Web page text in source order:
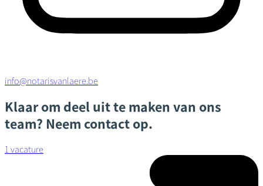
info@notarisvanlaere.be
Klaar om deel uit te maken van ons
team? Neem contact op.
1 vacature